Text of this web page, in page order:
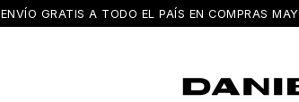
ENVÍO GRATIS A TODO EL PAÍS EN COMPRAS